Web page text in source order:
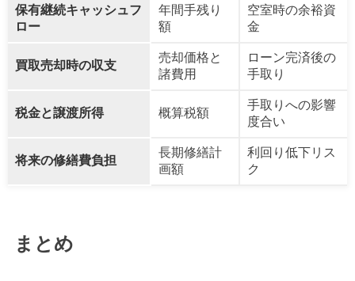
保有継続キャッシュフ
ロー
年間手残り
額
空室時の余裕資
金
買取売却時の収支
売却価格と
諸費用
ローン完済後の
手取り
税金と譲渡所得 概算税額
手取りへの影響
度合い
将来の修繕費負担
長期修繕計
画額
利回り低下リス
ク
まとめ